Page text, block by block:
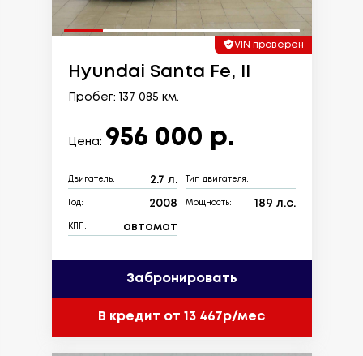
VIN проверен
Hyundai Santa Fe, II
Пробег: 137 085 км.
Цена: 956 000 р.
Двигатель: 2.7 л. Тип двигателя:
Год: 2008 Мощность: 189 л.с.
КПП: автомат
Забронировать
В кредит от 13 467р/мес